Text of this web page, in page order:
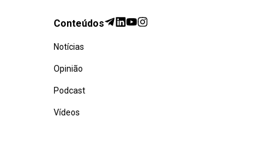
Conteúdos
Notícias
Opinião
Podcast
Vídeos